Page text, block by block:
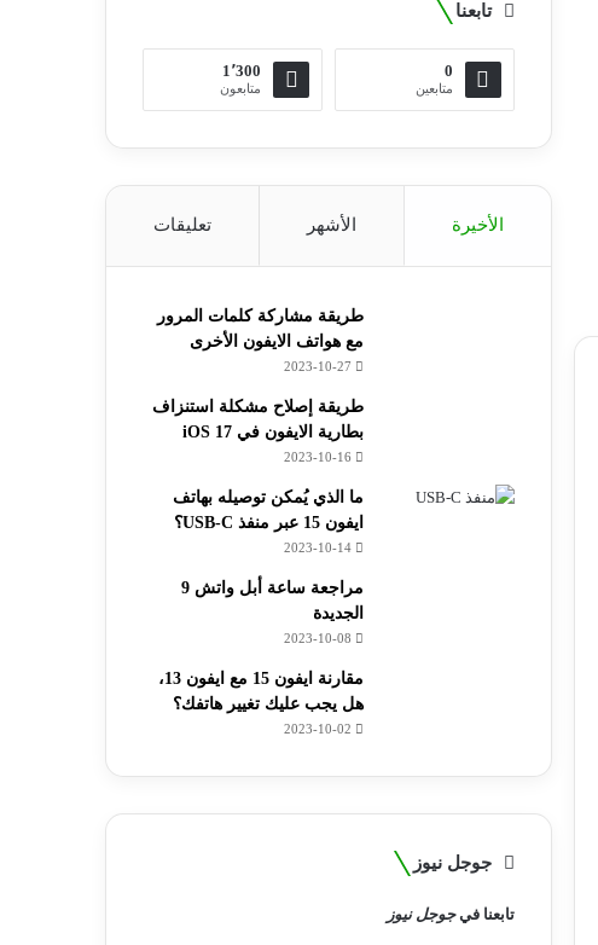
تابعنا
0
متابعين
1٬300
متابعون
الأخيرة الأشهر تعليقات
طريقة مشاركة كلمات المرور
مع هواتف الايفون الأخرى
2023-10-27
طريقة إصلاح مشكلة استنزاف
بطارية الايفون في iOS 17
2023-10-16
ما الذي يُمكن توصيله بهاتف
ايفون 15 عبر منفذ USB-C؟
2023-10-14
مراجعة ساعة أبل واتش 9
الجديدة
2023-10-08
مقارنة ايفون 15 مع ايفون 13،
هل يجب عليك تغيير هاتفك؟
2023-10-02
جوجل نيوز
تابعنا فيجوجل نيوز